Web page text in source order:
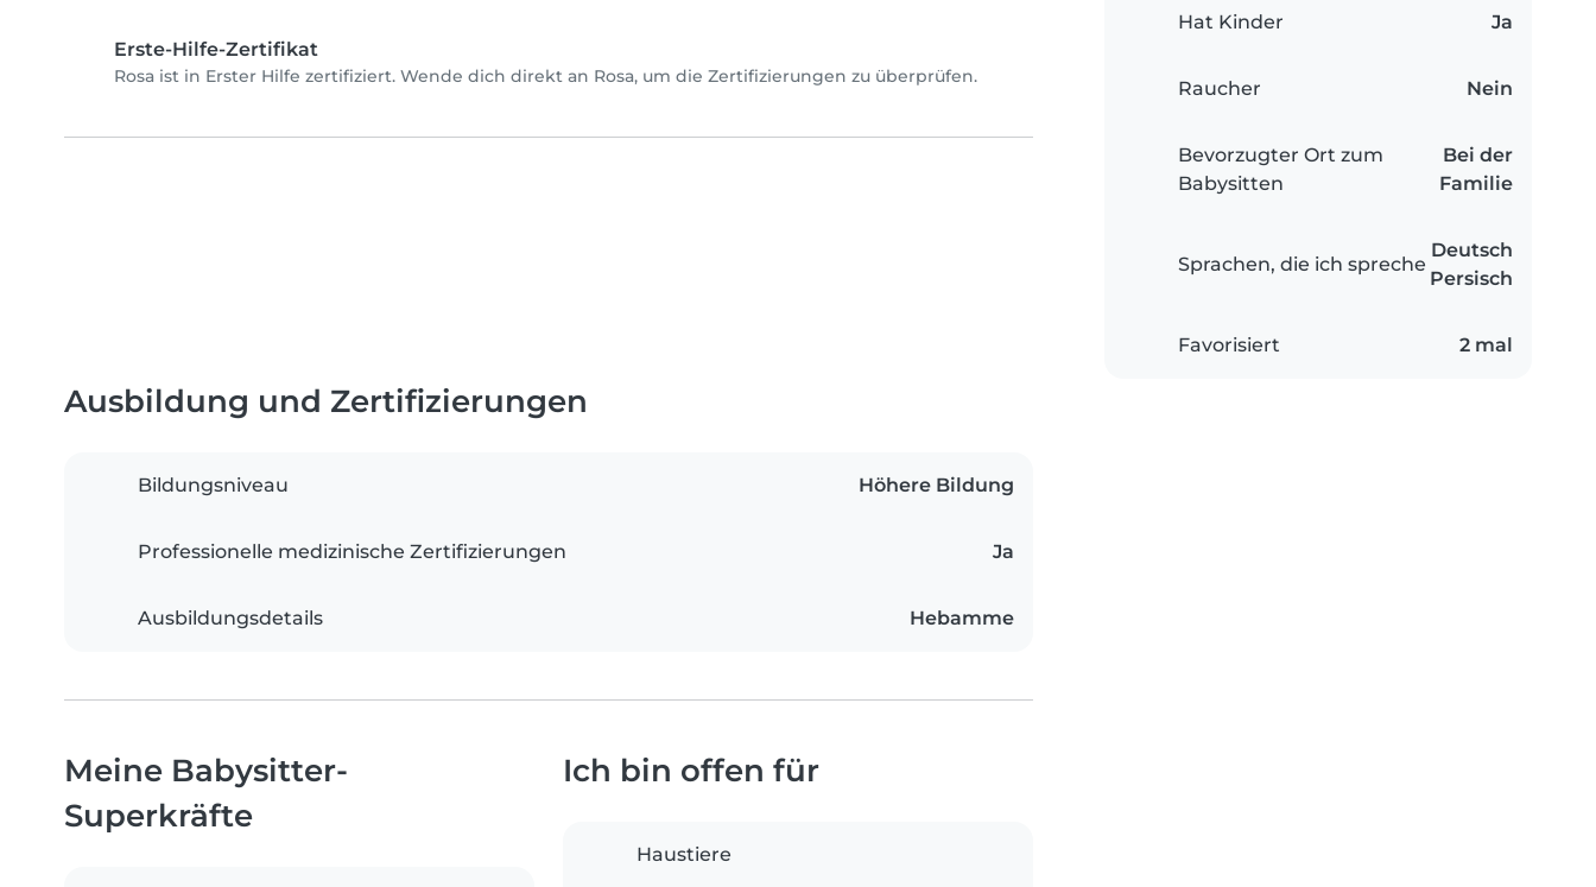
Erste-Hilfe-Zertifikat
Rosa ist in Erster Hilfe zertifiziert. Wende dich direkt an Rosa, um die Zertifizierungen zu überprüfen.
Hat Kinder Ja
Raucher Nein
Bevorzugter Ort zum
Babysitten
Bei der
Familie
Sprachen, die ich spreche
Deutsch
Persisch
Favorisiert 2 mal
Ausbildung und Zertifizierungen
Bildungsniveau Höhere Bildung
Professionelle medizinische Zertifizierungen Ja
Ausbildungsdetails Hebamme
Meine Babysitter-
Superkräfte
Ich bin offen für
Haustiere